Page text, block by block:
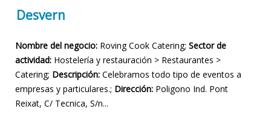
Desvern
Nombre del negocio: Roving Cook Catering; Sector de
actividad: Hostelería y restauración > Restaurantes >
Catering; Descripción: Celebramos todo tipo de eventos a
empresas y particulares.; Dirección: Poligono Ind. Pont
Reixat, C/ Tecnica, S/n...